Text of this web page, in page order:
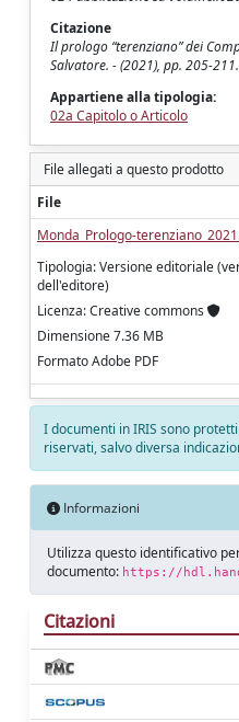
Citazione
Il prologo “terenziano” dei
Salvatore. - (2021), pp. 205-211.
Appartiene alla tipologia:
02a Capitolo o Articolo
File allegati a questo prodotto
File
Monda_Prologo-
Tipologia: Versione editoriale
dell'editore)
Licenza: Creative commons
Dimensione 7.36 MB
Formato Adobe PDF
I documenti in IRIS sono
riservati, salvo diversa
Informazioni
Utilizza questo identificativo
documento: https://
Citazioni